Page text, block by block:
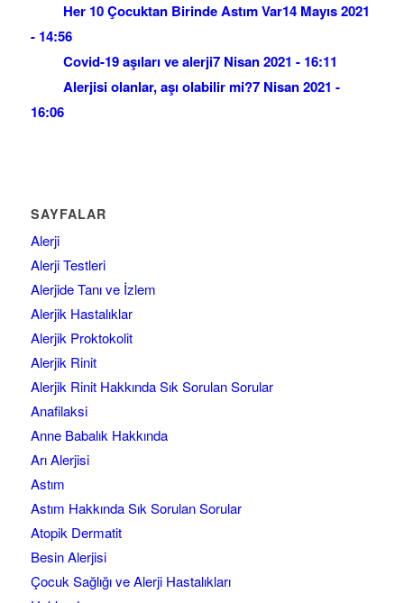
Her 10 Çocuktan Birinde Astım Var14 Mayıs 2021
- 14:56
Covid-19 aşıları ve alerji7 Nisan 2021 - 16:11
Alerjisi olanlar, aşı olabilir mi?7 Nisan 2021 -
16:06
SAYFALAR
Alerji
Alerji Testleri
Alerjide Tanı ve İzlem
Alerjik Hastalıklar
Alerjik Proktokolit
Alerjik Rinit
Alerjik Rinit Hakkında Sık Sorulan Sorular
Anafilaksi
Anne Babalık Hakkında
Arı Alerjisi
Astım
Astım Hakkında Sık Sorulan Sorular
Atopik Dermatit
Besin Alerjisi
Çocuk Sağlığı ve Alerji Hastalıkları